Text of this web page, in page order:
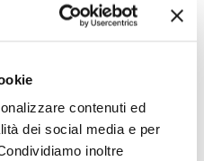
contenuti ed
dei social media e per
inoltre